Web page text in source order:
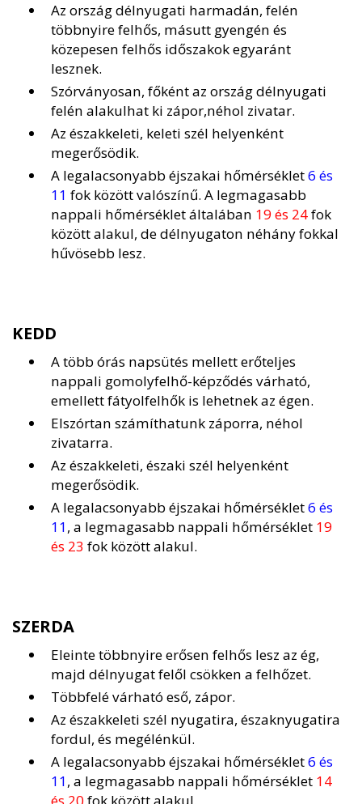
Az ország délnyugati harmadán, felén
többnyire felhős, másutt gyengén és
közepesen felhős időszakok egyaránt
lesznek.
Szórványosan, főként az ország délnyugati
felén alakulhat ki zápor,néhol zivatar.
Az északkeleti, keleti szél helyenként
megerősödik.
A legalacsonyabb éjszakai hőmérséklet6 és
11 fok között valószínű. A legmagasabb
nappali hőmérséklet általában 19 és 24fok
között alakul, de délnyugaton néhány fokkal
hűvösebb lesz.
KEDD
A több órás napsütés mellett erőteljes
nappali gomolyfelhő-képződés várható,
emellett fátyolfelhők is lehetnek az égen.
Elszórtan számíthatunk záporra, néhol
zivatarra.
Az északkeleti, északi szél helyenként
megerősödik.
A legalacsonyabb éjszakai hőmérséklet6 és
11, a legmagasabb nappali hőmérséklet 19
és 23 fok között alakul.
SZERDA
Eleinte többnyire erősen felhős lesz az ég,
majd délnyugat felől csökken a felhőzet.
Többfelé várható eső, zápor.
Az északkeleti szél nyugatira, északnyugatira
fordul, és megélénkül.
A legalacsonyabb éjszakai hőmérséklet6 és
11, a legmagasabb nappali hőmérséklet 14